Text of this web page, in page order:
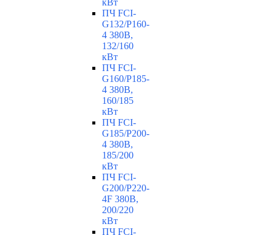
кВт
ПЧ FCI-
G132/P160-
4 380В,
132/160
кВт
ПЧ FCI-
G160/P185-
4 380В,
160/185
кВт
ПЧ FCI-
G185/P200-
4 380В,
185/200
кВт
ПЧ FCI-
G200/P220-
4F 380В,
200/220
кВт
ПЧ FCI-